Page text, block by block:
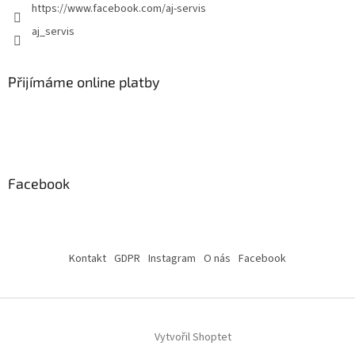
https://www.facebook.com/aj-servis
aj_servis
Přijímáme online platby
Facebook
Kontakt GDPR Instagram O nás Facebook
Vytvořil Shoptet